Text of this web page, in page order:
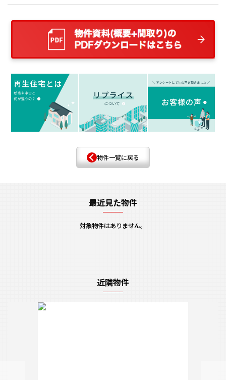
物件一覧に戻る
最近見た物件
対象物件はありません。
近隣物件